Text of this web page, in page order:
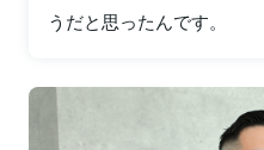
うだと思ったんです。